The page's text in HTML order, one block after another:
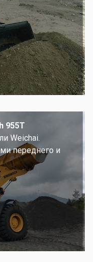
955T
Weichai.
переднего и